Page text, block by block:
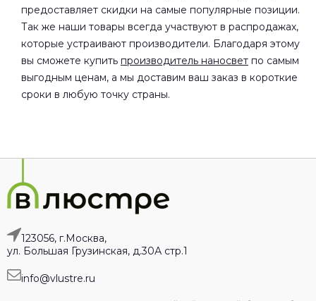
предоставляет скидки на самые популярные позиции.
Так же наши товары всегда участвуют в распродажах,
которые устраивают производители. Благодаря этому
вы сможете купить производитель наносвет по самым
выгодным ценам, а мы доставим ваш заказ в короткие
сроки в любую точку страны.
123056, г.Москва,
ул. Большая Грузинская, д.30А стр.1
info@vlustre.ru